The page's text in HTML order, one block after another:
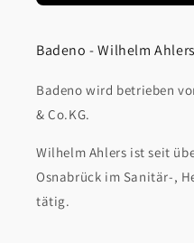
Badeno - Wilhelm Ahlers
Badeno wird betrieben
& Co.KG.
Wilhelm Ahlers ist seit
Osnabrück im Sanitär-,
tätig.